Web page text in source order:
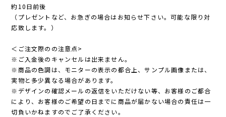
約10日前後
（プレゼントなど、お急ぎの場合はお知らせ下さい。可能な限り対
応致します。）
＜ご注文際のの注意点>
※ご入金後のキャンセルは出来ません。
※商品の色調は、モニターの表示の都合上、サンプル画像または、
実物と多少異なる場合があります。
※デザインの確認メールの返信をいただけない等、お客様のご都合
により、お客様のご希望の日までに商品が届かない場合の責任は一
切負いかねますのでご了承ください。